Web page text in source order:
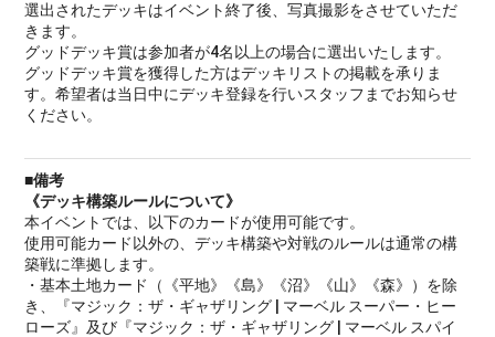
選出されたデッキはイベント終了後、写真撮影をさせていただ
きます。
グッドデッキ賞は参加者が4名以上の場合に選出いたします。
グッドデッキ賞を獲得した方はデッキリストの掲載を承りま
す。希望者は当日中にデッキ登録を行いスタッフまでお知らせ
ください。
■備考
《デッキ構築ルールについて》
本イベントでは、以下のカードが使用可能です。
使用可能カード以外の、デッキ構築や対戦のルールは通常の構
築戦に準拠します。
・基本土地カード（《平地》《島》《沼》《山》《森》）を除
き、『マジック：ザ・ギャザリング | マーベル スーパー・ヒー
ローズ』及び『マジック：ザ・ギャザリング | マーベル スパイ